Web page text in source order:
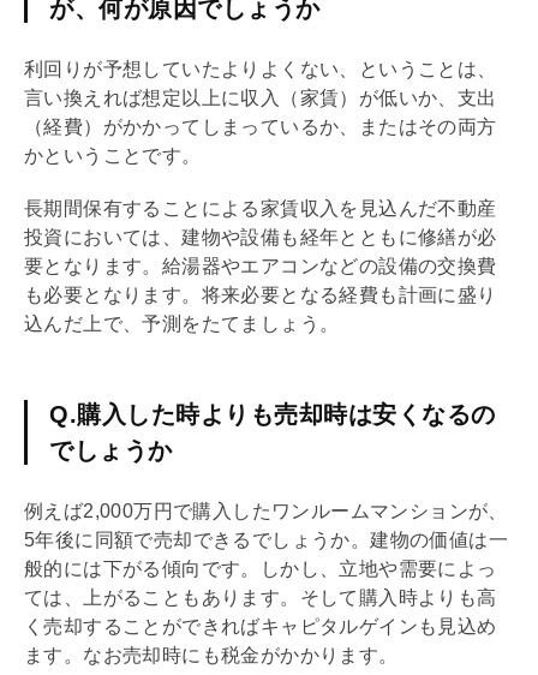
が、何が原因でしょうか
利回り が予想していたよりよくない、ということは、
言い換えれば想定以上に収入（家賃）が低いか、支出
（経費）がかかってしまっているか、またはその両方
かということです。
長期間保有することによる家賃収入を見込んだ不動産
投資においては、建物や設備も経年とともに修繕が必
要となります。給湯器やエアコンなどの設備の交換費
も必要となります。将来必要となる経費も計画に盛り
込んだ上で、予測をたてましょう。
Q.購入した時よりも売却時は安くなるの
でしょうか
例えば2,000万円で購入したワンルームマンションが、
5年後に同額で売却できるでしょうか。建物の価値は一
般的には下がる傾向です。しかし、立地や需要によっ
ては、上がることもあります。そして購入時よりも高
く売却することができればキャピタルゲイン も見込め
ます。なお売却時にも税金がかかります。